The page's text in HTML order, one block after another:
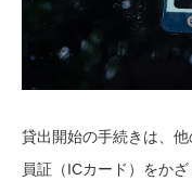
貸出開始の手続きは、
員証（ICカード）をかざ